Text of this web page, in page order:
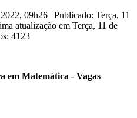
09h26 | Publicado: Terça, 11
atualização em Terça, 11 de
4123
em Matemática - Vagas